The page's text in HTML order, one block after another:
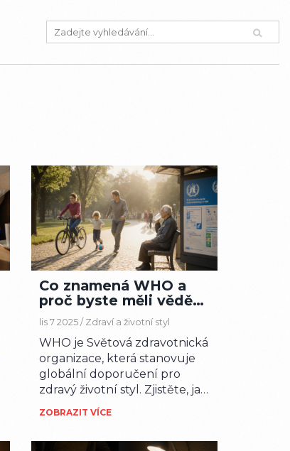
Co znamená WHO a
proč byste měli vědět,
jak ovlivňuje vaše
zdraví
lis 7 2025 / Zdraví a životní styl
WHO je Světová zdravotnická
organizace, která stanovuje
globální doporučení pro
zdravý životní styl. Zjistěte, jak
její rady o pohybu, výživě a
ZOBRAZIT VÍCE